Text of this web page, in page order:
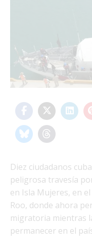
Diez ciudadanos
peligrosa travesía
en Isla Mujeres, en
Roo, donde ahora
migratoria mientras
permanecer en el